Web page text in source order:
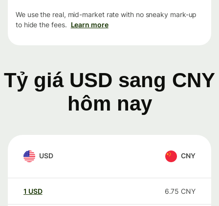
We use the real, mid-market rate with no sneaky mark-up
to hide the fees. Learn more
Tỷ giá USD sang CNY
hôm nay
USD CNY
1 USD 6.75 CNY